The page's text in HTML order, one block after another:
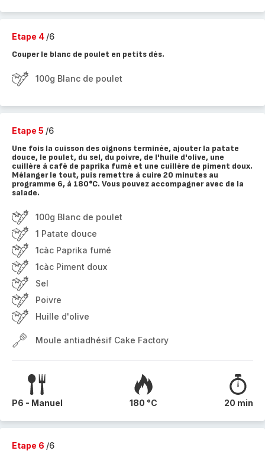
Etape 4 /6
Couper le blanc de poulet en petits dés.
100g Blanc de poulet
Etape 5 /6
Une fois la cuisson des oignons terminée, ajouter la patate
douce, le poulet, du sel, du poivre, de l'huile d'olive, une
cuillère à café de paprika fumé et une cuillère de piment doux.
Mélanger le tout, puis remettre à cuire 20 minutes au
programme 6, à 180°C. Vous pouvez accompagner avec de la
salade.
100g Blanc de poulet
1 Patate douce
1càc Paprika fumé
1càc Piment doux
Sel
Poivre
Huille d'olive
Moule antiadhésif Cake Factory
P6 - Manuel 180 °C 20 min
Etape 6 /6